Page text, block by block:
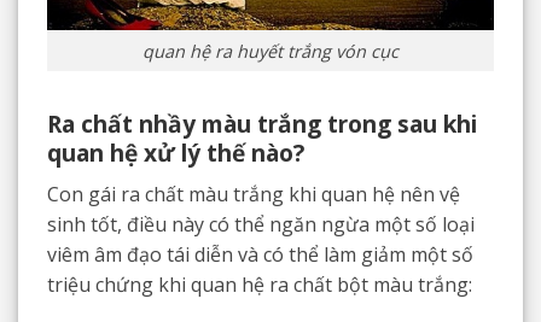
quan hệ ra huyết trắng vón cục
Ra chất nhầy màu trắng trong sau khi
quan hệ xử lý thế nào?
Con gái ra chất màu trắng khi quan hệ nên vệ
sinh tốt, điều này có thể ngăn ngừa một số loại
viêm âm đạo tái diễn và có thể làm giảm một số
triệu chứng khi quan hệ ra chất bột màu trắng: